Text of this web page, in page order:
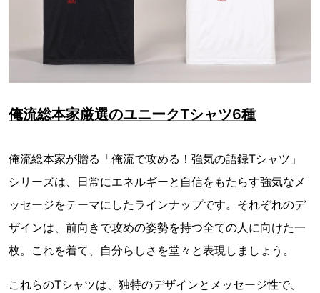
俺流総本家厳選のユニークTシャツ6種
俺流総本家が贈る「俺流で攻める！強気の語録Tシャツ」
シリーズは、日常にエネルギーと自信をもたらす強気なメ
ッセージをテーマにしたラインナップです。それぞれのデ
ザインは、前向きで攻めの姿勢を持つ全ての人に向けた一
枚。これを着て、自分らしさを堂々と表現しましょう。
これらのTシャツは、独特のデザインとメッセージ性で、